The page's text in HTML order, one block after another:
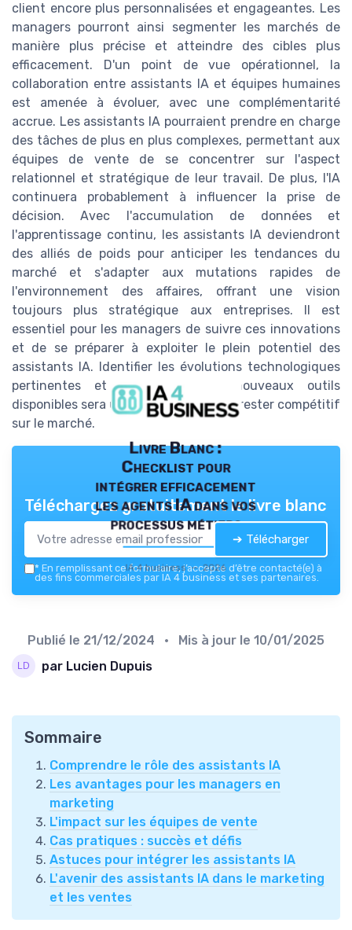
client encore plus personnalisées et engageantes. Les
managers pourront ainsi segmenter les marchés de
manière plus précise et atteindre des cibles plus
efficacement. D'un point de vue opérationnel, la
collaboration entre assistants IA et équipes humaines
est amenée à évoluer, avec une complémentarité
accrue. Les assistants IA pourraient prendre en charge
des tâches de plus en plus complexes, permettant aux
équipes de vente de se concentrer sur l'aspect
relationnel et stratégique de leur travail. De plus, l'IA
continuera probablement à influencer la prise de
décision. Avec l'accumulation de données et
l'apprentissage continu, les assistants IA deviendront
des alliés de poids pour anticiper les tendances du
marché et s'adapter aux mutations rapides de
l'environnement des affaires, offrant une vision
toujours plus stratégique aux entreprises. Il est
essentiel pour les managers de suivre ces innovations
et de se préparer à exploiter le plein potentiel des
assistants IA. Identifier les évolutions technologiques
pertinentes et se former aux nouveaux outils
disponibles sera un atout majeur pour rester compétitif
sur le marché.
Livre Blanc :
Checklist pour
intégrer efficacement
les agents IA dans vos
processus métiers
IA 4 business — 2026
Téléchargez gratuitement le livre blanc
➔ Télécharger
* En remplissant ce formulaire, j’accepte d’être contacté(e) à
des fins commerciales par IA 4 business et ses partenaires.
Publié le 21/12/2024 • Mis à jour le 10/01/2025
par Lucien Dupuis
Sommaire
Comprendre le rôle des assistants IA
Les avantages pour les managers en
marketing
L'impact sur les équipes de vente
Cas pratiques : succès et défis
Astuces pour intégrer les assistants IA
L'avenir des assistants IA dans le marketing
et les ventes